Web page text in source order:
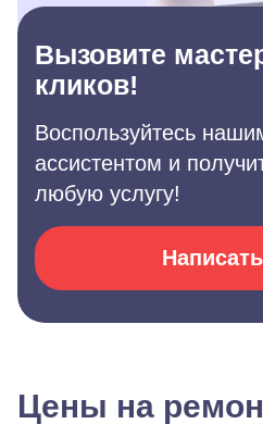
Вызовите
кликов!
Воспользуйтесь
ассистентом и
любую услугу!
Цены на